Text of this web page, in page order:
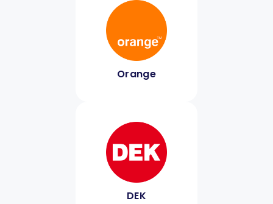
Orange
DEK